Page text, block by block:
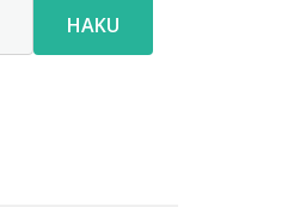
HAKU